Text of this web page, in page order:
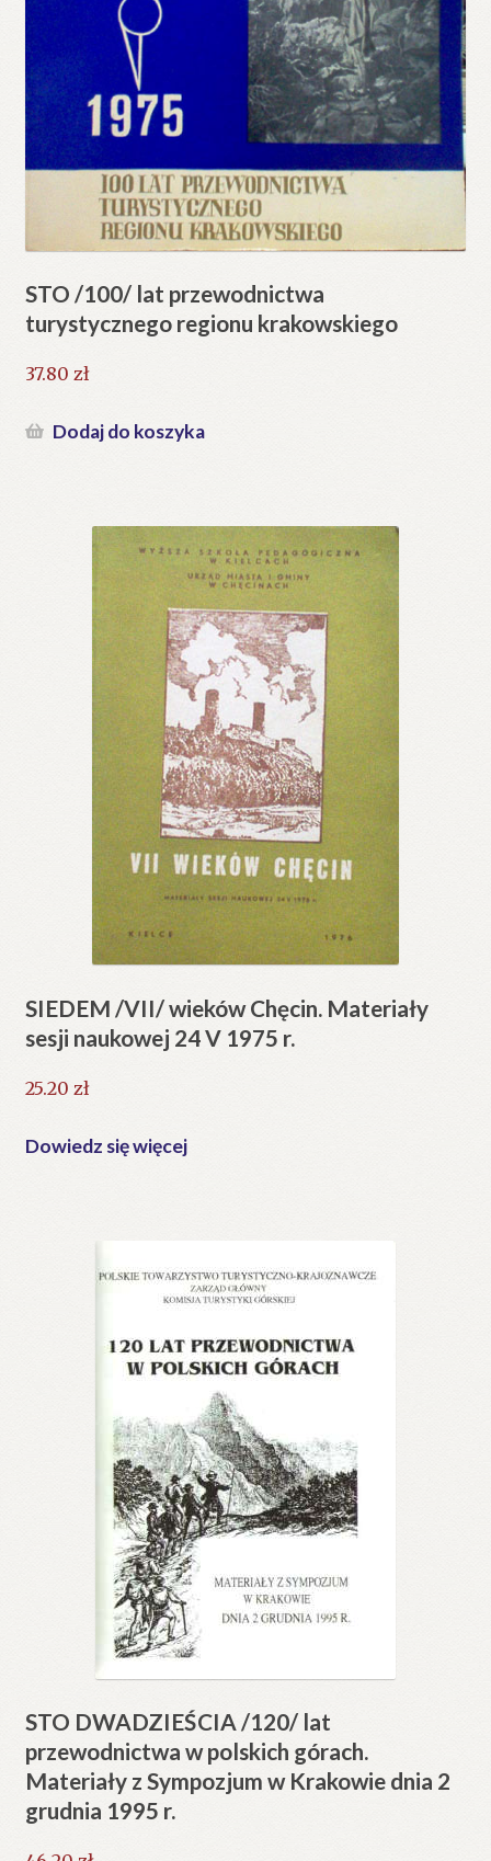
STO /100/ lat przewodnictwa
turystycznego regionu krakowskiego
37.80 zł
Dodaj do koszyka
SIEDEM /VII/ wieków Chęcin. Materiały
sesji naukowej 24 V 1975 r.
25.20 zł
Dowiedz się więcej
STO DWADZIEŚCIA /120/ lat
przewodnictwa w polskich górach.
Materiały z Sympozjum w Krakowie dnia 2
grudnia 1995 r.